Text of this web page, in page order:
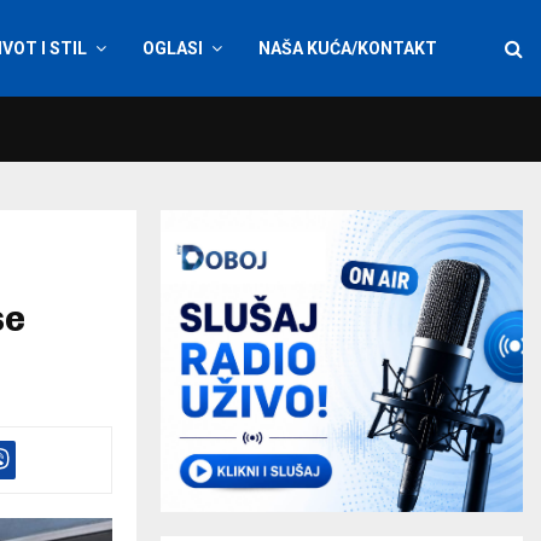
I STIL OGLASI NAŠA KUĆA/KONTAKT